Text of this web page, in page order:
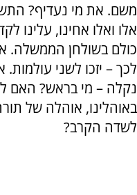
משם. את מי נעדיף?
אלו ואלו אחינו, עלינו
כולם בשולחן הממשלה.
לכך – יזכו לשני
נקלה – מי בראש? האם
באוהלינו, אוהלה של
לשדה הקרב?